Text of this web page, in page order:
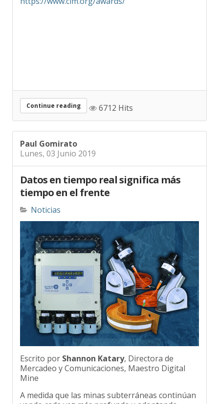
Continue reading
Lunes, 03 Junio 2019
Datos en tiempo real significa más
tiempo en el frente
Mercadeo y Comunicaciones, Maestro Digital
Mine
yendo cada vez más profundo y adoptando